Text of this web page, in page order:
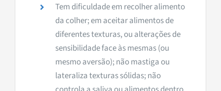
Tem dificuldade em recolher alimento
da colher; em aceitar alimentos de
diferentes texturas, ou alterações de
sensibilidade face às mesmas (ou
mesmo aversão); não mastiga ou
lateraliza texturas sólidas; não